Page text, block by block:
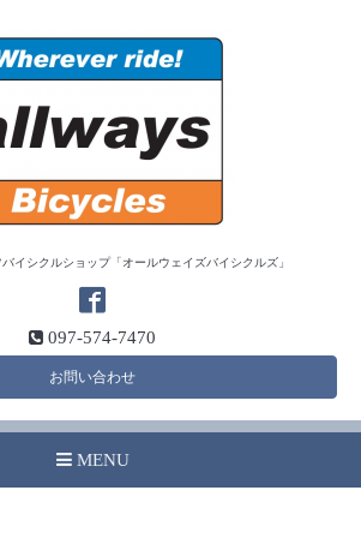
イシクルショップ「オールウェイズバイシクルズ」
097-574-7470
お問い合わせ
MENU